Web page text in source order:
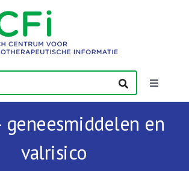
Toggle
geneesmiddelen en
valrisico